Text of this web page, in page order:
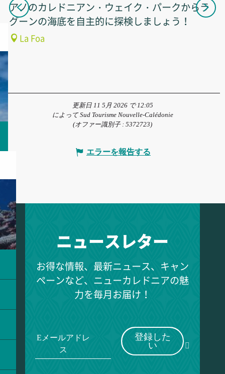
アノのカレドニアン・ウェイク・パークからラ
グーンの海底を自主的に探検しましょう！
La Foa
更新日 11 5月 2026 で 12:05
によって Sud Tourisme Nouvelle-Calédonie
(オファー識別子 : 5372723)
エラーを報告する
ニュースレター
お得な情報、最新ニュース、キャン
ペーンなど、ニューカレドニアの魅
力を毎月お届け！
Eメールアドレ
ス
登録した
い